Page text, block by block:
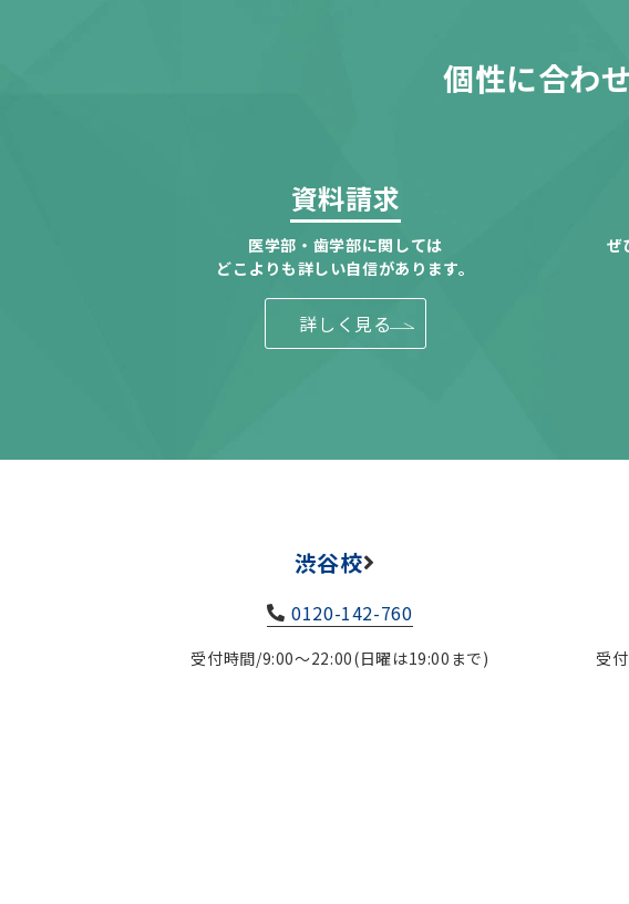
個性に合わ
資料請求
医学部・歯学部に関しては
どこよりも詳しい自信があります。
詳しく見る
ぜ
渋谷校
0120-142-760
受付時間/9:00～22:00(日曜は19:00まで) 受